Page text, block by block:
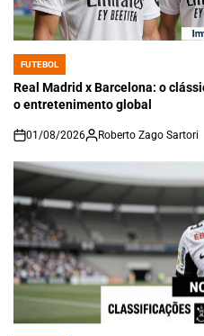
POSTED
IN
FUTEBOL
Real Madrid x Barcelona: o
o entretenimento global
on
01/08/2026 Roberto Zago Sartori